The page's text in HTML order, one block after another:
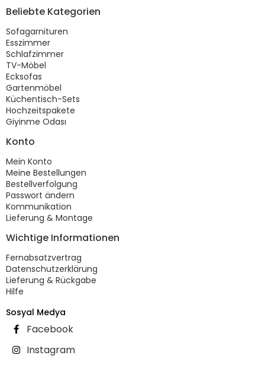
Beliebte Kategorien
Sofagarnituren
Esszimmer
Schlafzimmer
TV-Möbel
Ecksofas
Gartenmöbel
Küchentisch-Sets
Hochzeitspakete
Giyinme Odası
Konto
Mein Konto
Meine Bestellungen
Bestellverfolgung
Passwort ändern
Kommunikation
Lieferung & Montage
Wichtige Informationen
Fernabsatzvertrag
Datenschutzerklärung
Lieferung & Rückgabe
Hilfe
Sosyal Medya
Facebook
Instagram